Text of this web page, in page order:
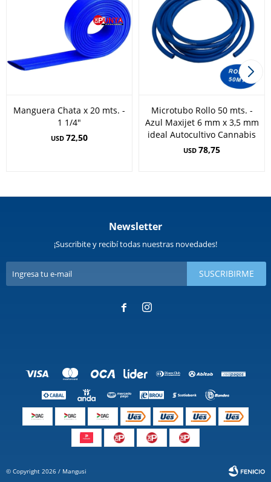
Manguera Chata x 20 mts. -
1 1/4"
USD 72,50
Microtubo Rollo 50 mts. -
Azul Maxijet 6 mm x 3,5 mm
ideal Autocultivo Cannabis
USD 78,75
Newsletter
¡Suscribite y recibí todas nuestras novedades!
SUSCRIBIRME
 
© Copyright 2026 / Mangusi